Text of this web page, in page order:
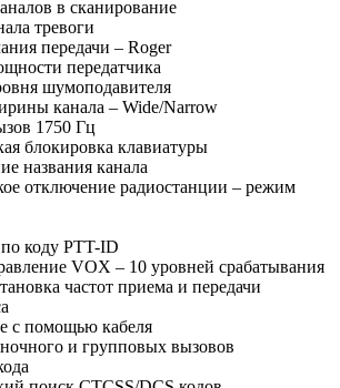
в сканирование
тревоги
передачи – Roger
передатчика
шумоподавителя
канала – Wide/Narrow
1750 Гц
блокировка клавиатуры
названия канала
отключение радиостанции – режим
коду PTT-ID
VOX – 10 уровней срабатывания
частот приема и передачи
с помощью кабеля
и групповых вызовов